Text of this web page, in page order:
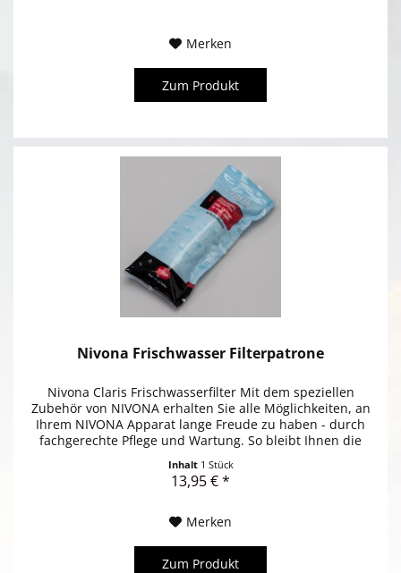
Merken
Zum Produkt
Nivona Frischwasser Filterpatrone
Nivona Claris Frischwasserfilter Mit dem speziellen
Zubehör von NIVONA erhalten Sie alle Möglichkeiten, an
Ihrem NIVONA Apparat lange Freude zu haben - durch
fachgerechte Pflege und Wartung. So bleibt Ihnen die
Inhalt 1 Stück
13,95 € *
Merken
Zum Produkt